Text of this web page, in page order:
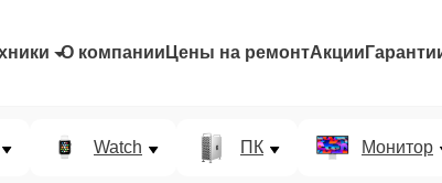
О компании Цены на ремонтАкции
Watch ПК Монитор